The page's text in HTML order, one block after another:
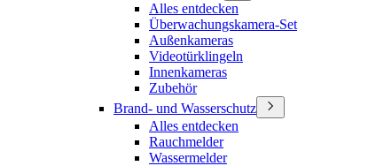
Alles entdecken
Überwachungskamera-Set
Außenkameras
Videotürklingeln
Innenkameras
Zubehör
Brand- und Wasserschutz
Alles entdecken
Rauchmelder
Wassermelder